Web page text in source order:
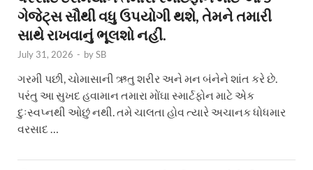
ગેજેટ્સ સૌથી વધુ ઉપયોગી થશે, તેમને તમારી
સાથે રાખવાનું ભૂલશો નહીં.
July 31, 2026 - bySB
ગરમી પછી, ચોમાસાની ઋતુ શરીર અને મન બંનેને શાંત કરે છે.
પરંતુ આ સુખદ હવામાન તમારા મોંઘા સ્માર્ટફોન માટે એક
દુઃસ્વપ્નથી ઓછું નથી. તમે ચાલતા હોવ ત્યારે અચાનક ધોધમાર
વરસાદ …